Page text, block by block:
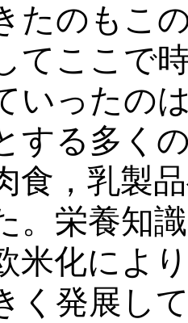
たのもこ
てここで
いったの
する多く
食，乳製
。栄養知
米化によ
く発展し